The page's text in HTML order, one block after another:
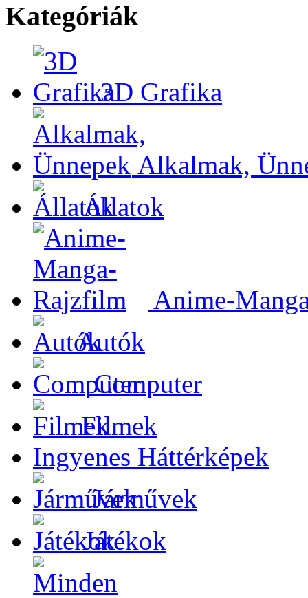
Kategóriák
3D Grafika
Alkalmak,
Állatok
Anime-
Autók
Computer
Filmek
Ingyenes Háttérképek
Járművek
Játékok